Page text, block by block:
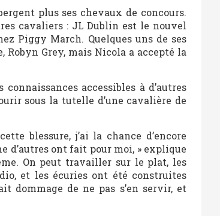
plus ses chevaux de concours.
cavaliers : JL Dublin est le nouvel
Piggy March. Quelques uns de ses
Grey, mais Nicola a accepté la
accessibles à d’autres
sous la tutelle d’une cavalière de
blessure, j’ai la chance d’encore
d’autres ont fait pour moi, » explique
On peut travailler sur le plat, les
et les écuries ont été construites
dommage de ne pas s’en servir, et